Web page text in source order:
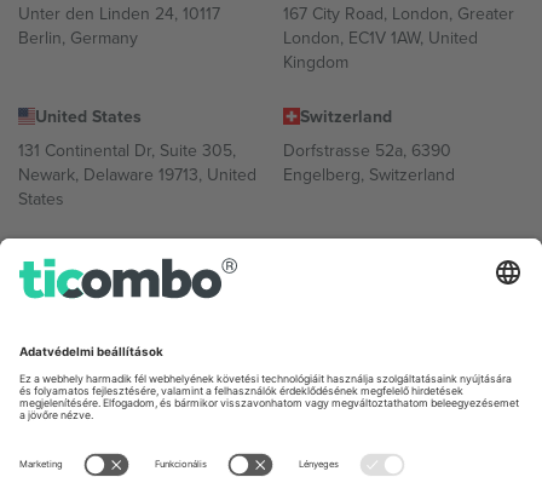
Unter den Linden 24, 10117
Berlin, Germany
167 City Road, London, Greater
London, EC1V 1AW, United
Kingdom
United States
131 Continental Dr, Suite 305,
Newark, Delaware 19713, United
States
Switzerland
Dorfstrasse 52a, 6390
Engelberg, Switzerland
Bulgaria
Regus Sofia City West, bul
UAE Dubai Silicon Oasis, DDP
Mexico
Av Chapultepec 360, Roma
Norte, Cuauhtémoc, 06700
Ciudad de México, CDMX,